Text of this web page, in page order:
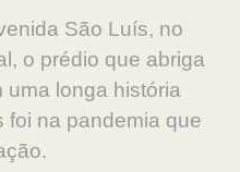
São Luís, no
o prédio que abriga
uma longa história
foi na pandemia que